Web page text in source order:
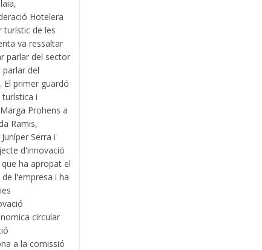
Hotelera
turístic de les
va ressaltar
parlar del sector
del
El primer guardó
i
Prohens a
Ramis,
Serra i
d'innovació
ha apropat el
l'empresa i ha
circular
a la comissió